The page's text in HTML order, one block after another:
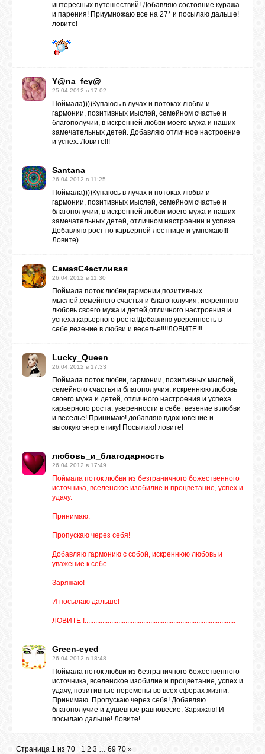
интересных путешествий! Добавляю состояние куража
и парения! Приумножаю все на 27* и посылаю дальше!
ловите!
Y@na_fey@
25.04.2012 в 17:02
Поймала))))Купаюсь в лучах и потоках любви и
гармонии, позитивных мыслей, семейном счастье и
благополучии, в искренней любви моего мужа и наших
замечательных детей. Добавляю отличное настроение
и успех. Ловите!!!
Santana
26.04.2012 в 11:25
Поймала))))Купаюсь в лучах и потоках любви и
гармонии, позитивных мыслей, семейном счастье и
благополучии, в искренней любви моего мужа и наших
замечательных детей, отличном настроении и успехе...
Добавляю рост по карьерной лестнице и умножаю!!!
Ловите)
СамаяС4астливая
26.04.2012 в 11:30
Поймала поток любви,гармонии,позитивных
мыслей,семейного счастья и благополучия, искреннюю
любовь своего мужа и детей,отличного настроения и
успеха,карьерного роста!Добавляю уверенность в
себе,везение в любви и веселье!!!!ЛОВИТЕ!!!
Lucky_Queen
26.04.2012 в 17:33
Поймала поток любви, гармонии, позитивных мыслей,
семейного счастья и благополучия, искреннюю любовь
своего мужа и детей, отличного настроения и успеха.
карьерного роста, уверенности в себе, везение в любви
и веселье! Принимаю! добавляю вдохновение и
высокую энергетику! Посылаю! ловите!
любовь_и_благодарность
26.04.2012 в 17:49
Поймала поток любви из безграничного божественного
источника, вселенское изобилие и процветание, успех и
удачу.
Принимаю.
Пропускаю через себя!
Добавляю гармонию с собой, искреннюю любовь и
уважение к себе
Заряжаю!
И посылаю дальше!
ЛОВИТЕ !.....................................................................................
Green-eyed
26.04.2012 в 18:48
Поймала поток любви из безграничного божественного
источника, вселенское изобилие и процветание, успех и
удачу, позитивные перемены во всех сферах жизни.
Принимаю. Пропускаю через себя! Добавляю
благополучие и душевное равновесие. Заряжаю! И
посылаю дальше! Ловите!...
Страница 1 из 70 1 2 3 … 69 70 »